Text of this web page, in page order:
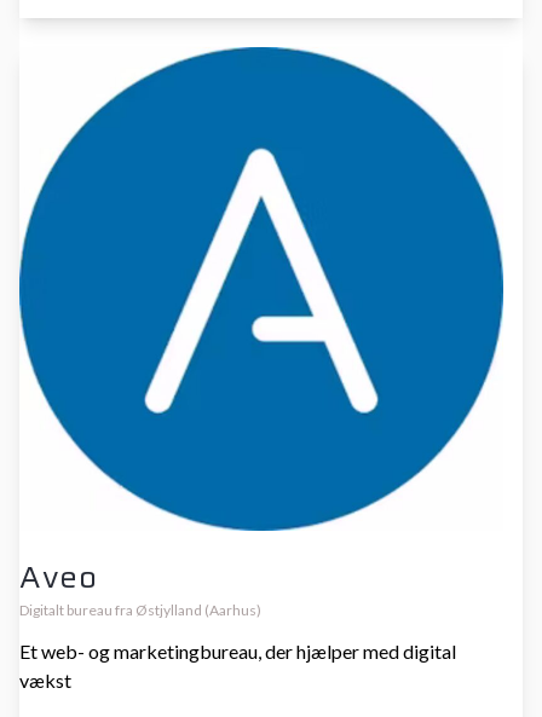
Aveo
Digitalt bureau fra Østjylland (Aarhus)
Et web- og marketingbureau, der hjælper med digital
vækst